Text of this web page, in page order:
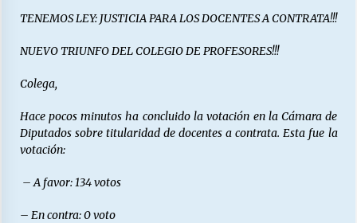
06/04/2026
TENEMOS LEY: JUSTICIA PARA LOS DOCENTES A CONTRATA!!!
NUEVO TRIUNFO DEL COLEGIO DE PROFESORES!!!
Colega,
Hace pocos minutos ha concluido la votación en la Cámara de
Diputados sobre titularidad de docentes a contrata. Esta fue la
votación:
– A favor: 134 votos
– En contra: 0 voto